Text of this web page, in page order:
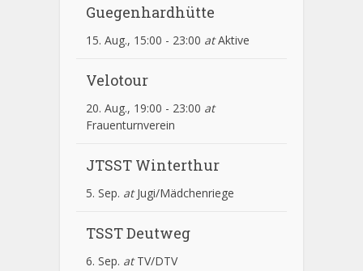
Guegenhardhütte
15. Aug., 15:00 - 23:00 atAktive
Velotour
20. Aug., 19:00 - 23:00 at
Frauenturnverein
JTSST Winterthur
5. Sep. atJugi/Mädchenriege
TSST Deutweg
6. Sep. atTV/DTV